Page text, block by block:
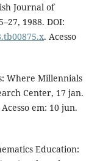
Journal of
1988. DOI:
. Acesso
Where Millennials
Center, 17 jan.
em: 10 jun.
Education: